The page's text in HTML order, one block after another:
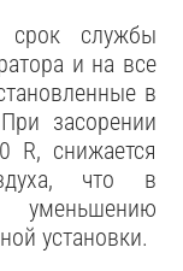
срок службы
и на все
в
засорении
R, снижается
что в
установки.